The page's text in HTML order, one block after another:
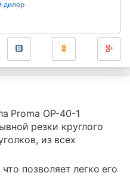
дилер
Proma OP-40-1
резки круглого
из всех
позволяет легко его